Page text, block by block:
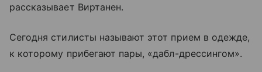
рассказывает Виртанен.
Сегодня стилисты называют этот прием в одежде,
к которому прибегают пары, «дабл-дрессингом».